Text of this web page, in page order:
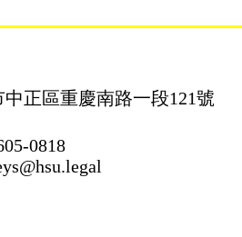
中正區重慶南路一段121號
0818